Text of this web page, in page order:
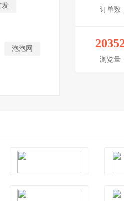
发
泡泡网
订单数
浏览量